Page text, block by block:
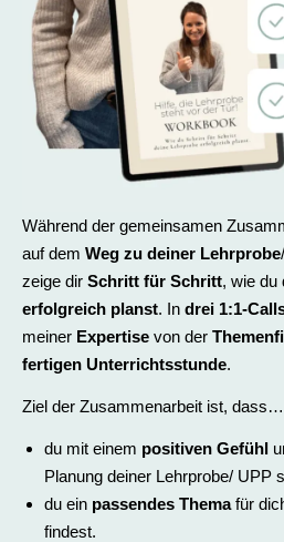
Während der gemeinsamen
auf dem Weg zu deiner Lehrprobe/
zeige dir Schritt für Schritt, wie du
erfolgreich planst. In drei 1:1-
meiner Expertise von der
fertigen Unterrichtsstunde.
Ziel der Zusammenarbeit ist, dass…
du mit einem positiven Gefühl
Planung deiner Lehrprobe/ UPP
du ein passendes Themafür
findest.